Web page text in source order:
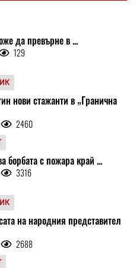
да превърне в ...
129
нови стажанти в „Гранична
2460
борбата с пожара край ...
3316
на народния представител
2688